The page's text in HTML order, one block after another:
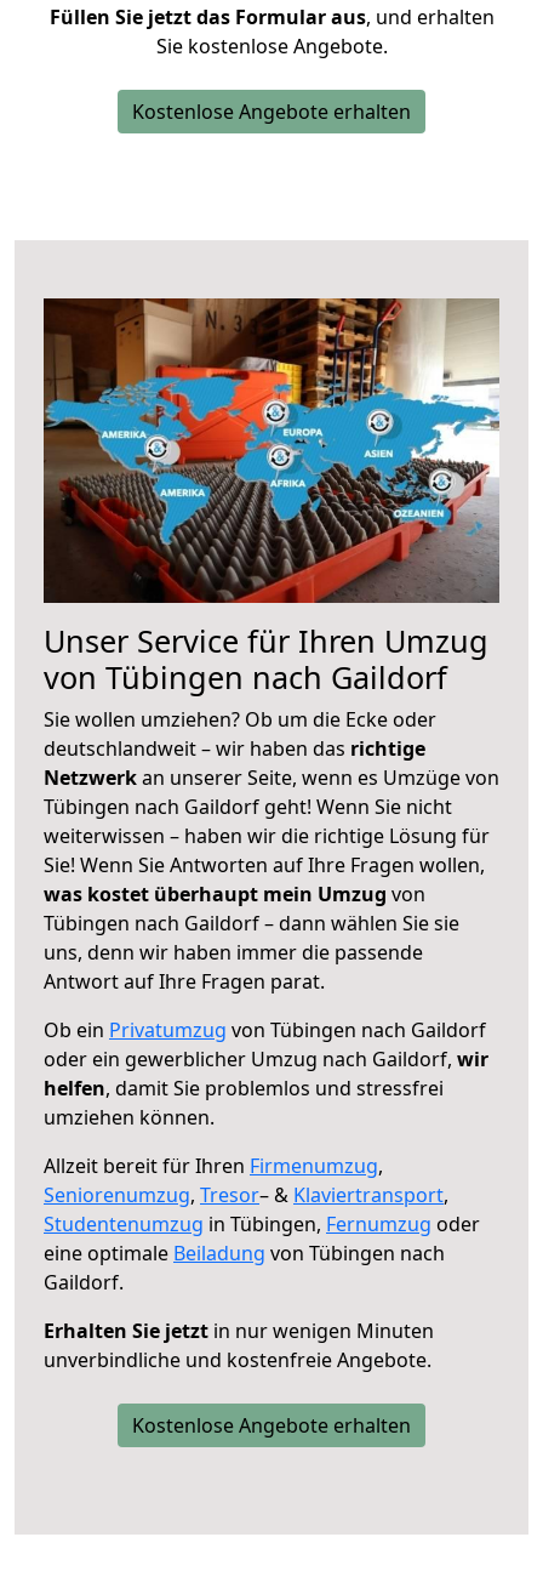
Füllen Sie jetzt das Formular aus, und erhalten
Sie kostenlose Angebote.
Kostenlose Angebote erhalten
Unser Service für Ihren Umzug
von Tübingen nach Gaildorf
Sie wollen umziehen? Ob um die Ecke oder
deutschlandweit – wir haben das richtige
Netzwerkan unserer Seite, wenn es Umzüge von
Tübingen nach Gaildorf geht! Wenn Sie nicht
weiterwissen – haben wir die richtige Lösung für
Sie! Wenn Sie Antworten auf Ihre Fragen wollen,
was kostet überhaupt mein Umzug von
Tübingen nach Gaildorf – dann wählen Sie sie
uns, denn wir haben immer die passende
Antwort auf Ihre Fragen parat.
Ob ein Privatumzug von Tübingen nach Gaildorf
oder ein gewerblicher Umzug nach Gaildorf, wir
helfen, damit Sie problemlos und stressfrei
umziehen können.
Allzeit bereit für Ihren Firmenumzug,
Seniorenumzug, Tresor– & Klaviertransport,
Studentenumzug in Tübingen, Fernumzug oder
eine optimale Beiladung von Tübingen nach
Gaildorf.
Erhalten Sie jetzt in nur wenigen Minuten
unverbindliche und kostenfreie Angebote.
Kostenlose Angebote erhalten